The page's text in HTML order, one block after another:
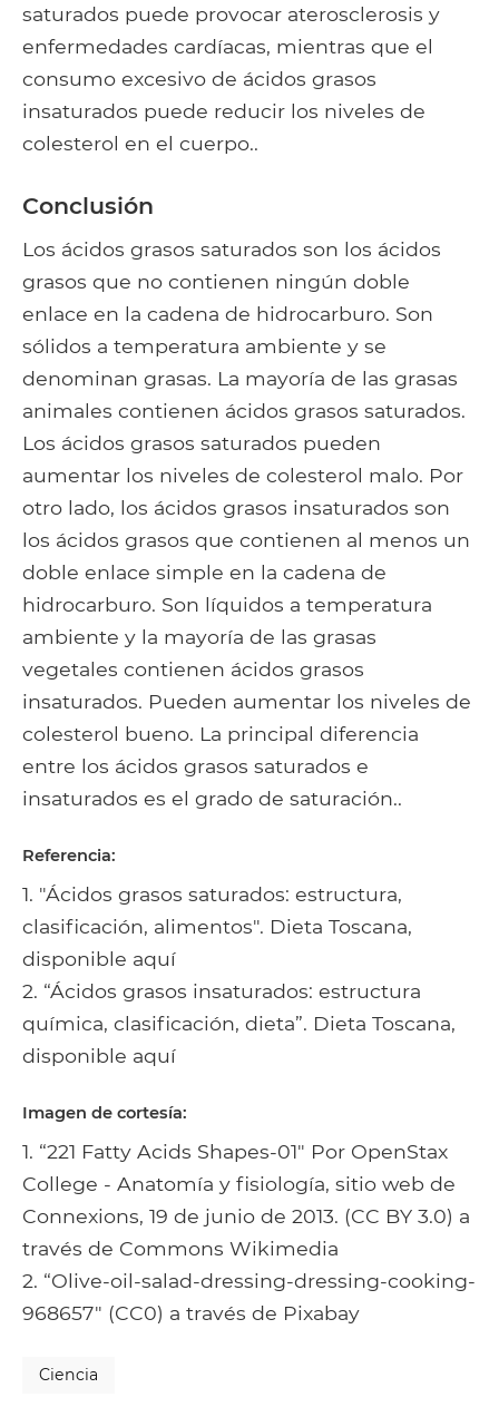
saturados puede provocar aterosclerosis y
enfermedades cardíacas, mientras que el
consumo excesivo de ácidos grasos
insaturados puede reducir los niveles de
colesterol en el cuerpo..
Conclusión
Los ácidos grasos saturados son los ácidos
grasos que no contienen ningún doble
enlace en la cadena de hidrocarburo. Son
sólidos a temperatura ambiente y se
denominan grasas. La mayoría de las grasas
animales contienen ácidos grasos saturados.
Los ácidos grasos saturados pueden
aumentar los niveles de colesterol malo. Por
otro lado, los ácidos grasos insaturados son
los ácidos grasos que contienen al menos un
doble enlace simple en la cadena de
hidrocarburo. Son líquidos a temperatura
ambiente y la mayoría de las grasas
vegetales contienen ácidos grasos
insaturados. Pueden aumentar los niveles de
colesterol bueno. La principal diferencia
entre los ácidos grasos saturados e
insaturados es el grado de saturación..
Referencia:
1. "Ácidos grasos saturados: estructura,
clasificación, alimentos". Dieta Toscana,
disponible aquí
2. “Ácidos grasos insaturados: estructura
química, clasificación, dieta”. Dieta Toscana,
disponible aquí
Imagen de cortesía:
1. “221 Fatty Acids Shapes-01" Por OpenStax
College - Anatomía y fisiología, sitio web de
Connexions, 19 de junio de 2013. (CC BY 3.0) a
través de Commons Wikimedia
2. “Olive-oil-salad-dressing-dressing-cooking-
968657" (CC0) a través de Pixabay
Ciencia